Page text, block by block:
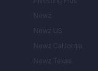
Newz
Newz US
Newz California
Newz Texas